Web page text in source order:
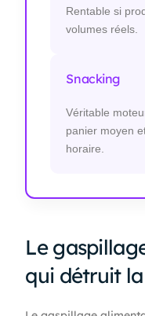
Rentable si
volumes réels.
Snacking
Véritable
panier moyen
horaire.
Le
qui détruit